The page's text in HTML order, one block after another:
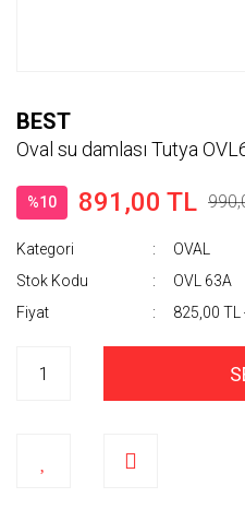
BEST
Oval su damlası Tutya
%10 891,00 TL
Kategori
OVAL
Stok Kodu
OVL 63A
Fiyat
825,00 TL